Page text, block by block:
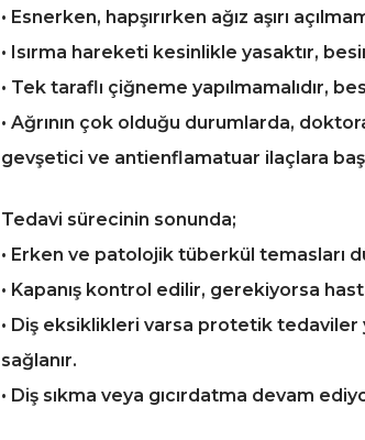
• Esnerken, hapşırırken ağız aşırı
• Isırma hareketi kesinlikle yasaktır,
• Tek taraflı çiğneme yapılmamalıdır,
• Ağrının çok olduğu durumlarda,
gevşetici ve antienflamatuar ilaçlara
Tedavi sürecinin sonunda;
• Erken ve patolojik tüberkül temasları
• Kapanış kontrol edilir, gerekiyorsa
• Diş eksiklikleri varsa protetik tedaviler
sağlanır.
• Diş sıkma veya gıcırdatma devam